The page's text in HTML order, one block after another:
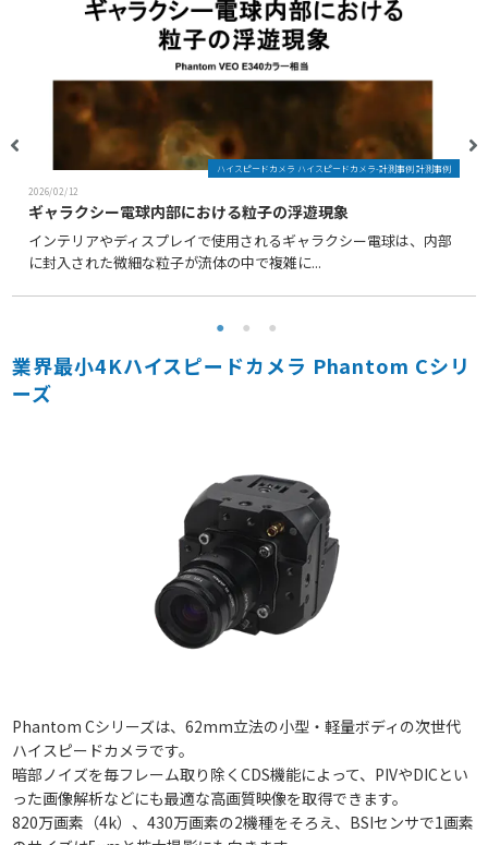
2026/02/12
ギャラクシー電球内部における粒子の浮遊現象
インテリアやディスプレイで使用されるギャラクシー電球は、内部
に封入された微細な粒子が流体の中で複雑に...
ハイスピードカメラ ハイスピードカメラ-計測事例 計測事例
業界最小4Kハイスピードカメラ Phantom Cシリ
ーズ
Phantom Cシリーズは、62mm立法の小型・軽量ボディの次世代
ハイスピードカメラです。
暗部ノイズを毎フレーム取り除くCDS機能によって、PIVやDICとい
った画像解析などにも最適な高画質映像を取得できます。
820万画素（4k）、430万画素の2機種をそろえ、BSIセンサで1画素